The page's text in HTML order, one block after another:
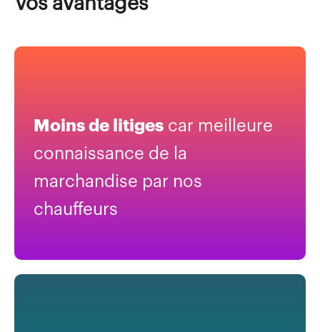
Moins de litiges car meilleure
connaissance de la
marchandise par nos
chauffeurs